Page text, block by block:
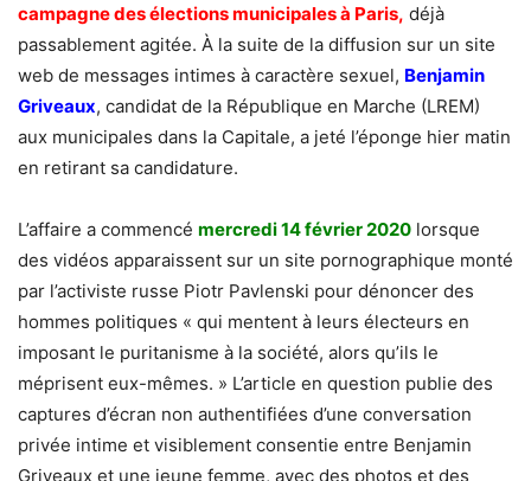
campagne des élections municipales à Paris, déjà
passablement agitée. À la suite de la diffusion sur un site
web de messages intimes à caractère sexuel, Benjamin
Griveaux, candidat de la République en Marche (LREM)
aux municipales dans la Capitale, a jeté l’éponge hier matin
en retirant sa candidature.
L’affaire a commencé mercredi 14 février 2020 lorsque
des vidéos apparaissent sur un site pornographique monté
par l’activiste russe Piotr Pavlenski pour dénoncer des
hommes politiques « qui mentent à leurs électeurs en
imposant le puritanisme à la société, alors qu’ils le
méprisent eux-mêmes. » L’article en question publie des
captures d’écran non authentifiées d’une conversation
privée intime et visiblement consentie entre Benjamin
Griveaux et une jeune femme, avec des photos et des